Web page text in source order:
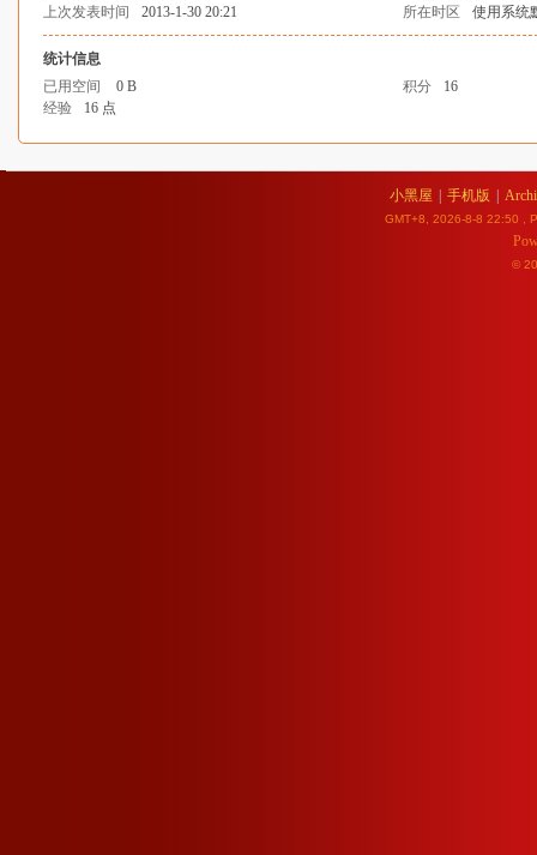
上次发表时间
2013-1-30 20:21 所在时区 使用系统
统计信息
已用空间
0 B 积分
16
经验
16 点
小黑屋 手机版
GMT+8, 2026-8-8 22:50 ,
©